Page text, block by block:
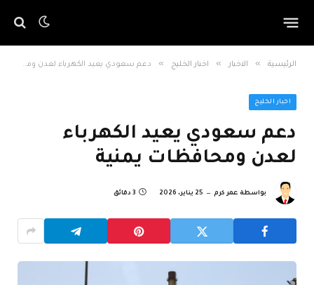
الرئيسية » الاخبار » اخبار الخليج » دعم سعودي يعيد الكهرباء لعدن ومحافظات يمنية
اخبار الخليج
دعم سعودي يعيد الكهرباء
لعدن ومحافظات يمنية
بواسطة عمر كرم 25 يناير، 2026 3 دقائق